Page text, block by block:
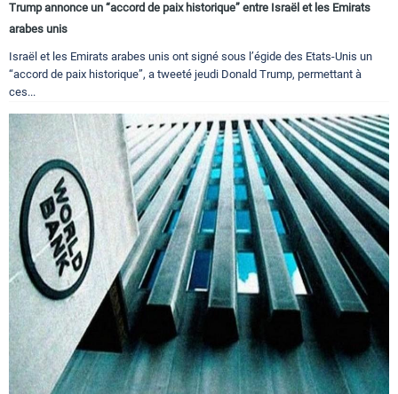
Trump annonce un “accord de paix historique” entre Israël et les Emirats
arabes unis
Israël et les Emirats arabes unis ont signé sous l’égide des Etats-Unis un
“accord de paix historique”, a tweeté jeudi Donald Trump, permettant à
ces...